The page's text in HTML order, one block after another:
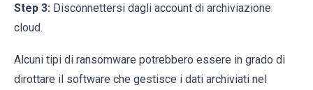
Step 3: Disconnettersi dagli account di archiviazione
cloud.
Alcuni tipi di ransomware potrebbero essere in grado di
dirottare il software che gestisce i dati archiviati nel